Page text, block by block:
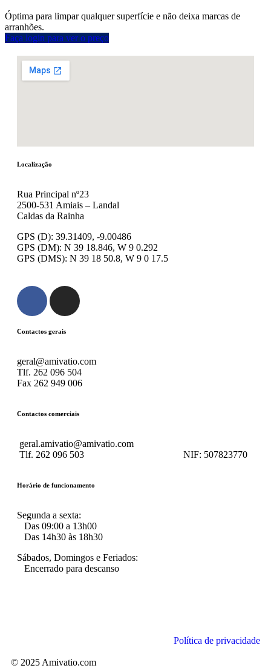
Óptima para limpar qualquer superfície e não deixa marcas de
arranhões.
Faça login para ver o preço
Localização
Rua Principal nº23
2500-531 Amiais – Landal
Caldas da Rainha
GPS (D): 39.31409, -9.00486
GPS (DM): N 39 18.846, W 9 0.292
GPS (DMS): N 39 18 50.8, W 9 0 17.5
Contactos gerais
geral@amivatio.com
Tlf. 262 096 504
Fax 262 949 006
Contactos comerciais
geral.amivatio@amivatio.com
Tlf. 262 096 503 NIF: 507823770
Horário de funcionamento
Segunda a sexta:
Das 09:00 a 13h00
Das 14h30 às 18h30
Sábados, Domingos e Feriados:
Encerrado para descanso
Política de privacidade
© 2025 Amivatio.com